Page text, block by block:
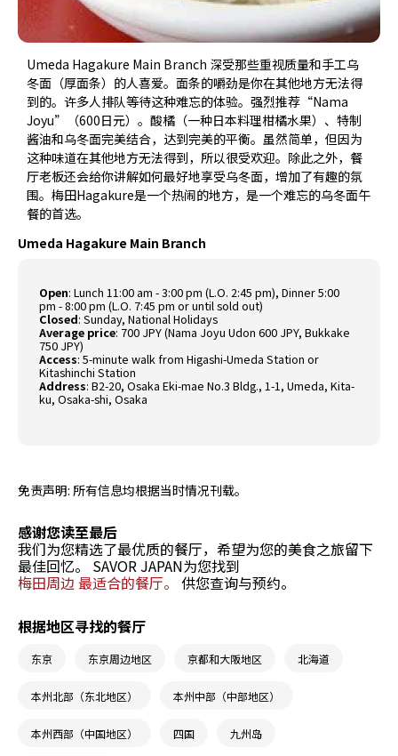
Umeda Hagakure Main Branch 深受那些重视质量和手工乌
冬面（厚面条）的人喜爱。面条的嚼劲是你在其他地方无法得
到的。许多人排队等待这种难忘的体验。强烈推荐“Nama
Joyu”（600日元）。酸橘（一种日本料理柑橘水果）、特制
酱油和乌冬面完美结合，达到完美的平衡。虽然简单，但因为
这种味道在其他地方无法得到，所以很受欢迎。除此之外，餐
厅老板还会给你讲解如何最好地享受乌冬面，增加了有趣的氛
围。梅田Hagakure是一个热闹的地方，是一个难忘的乌冬面午
餐的首选。
Umeda Hagakure Main Branch
Open: Lunch 11:00 am - 3:00 pm (L.O. 2:45 pm), Dinner 5:00
pm - 8:00 pm (L.O. 7:45 pm or until sold out)
Closed: Sunday, National Holidays
Average price: 700 JPY (Nama Joyu Udon 600 JPY, Bukkake
750 JPY)
Access: 5-minute walk from Higashi-Umeda Station or
Kitashinchi Station
Address: B2-20, Osaka Eki-mae No.3 Bldg., 1-1, Umeda, Kita-
ku, Osaka-shi, Osaka
免责声明: 所有信息均根据当时情况刊载。
感谢您读至最后
我们为您精选了最优质的餐厅，希望为您的美食之旅留下
最佳回忆。 SAVOR JAPAN为您找到
梅田周边 最适合的餐厅。 供您查询与预约。
根据地区寻找的餐厅
东京 东京周边地区 京都和大阪地区 北海道
本州北部（东北地区） 本州中部（中部地区）
本州西部（中国地区） 四国 九州岛